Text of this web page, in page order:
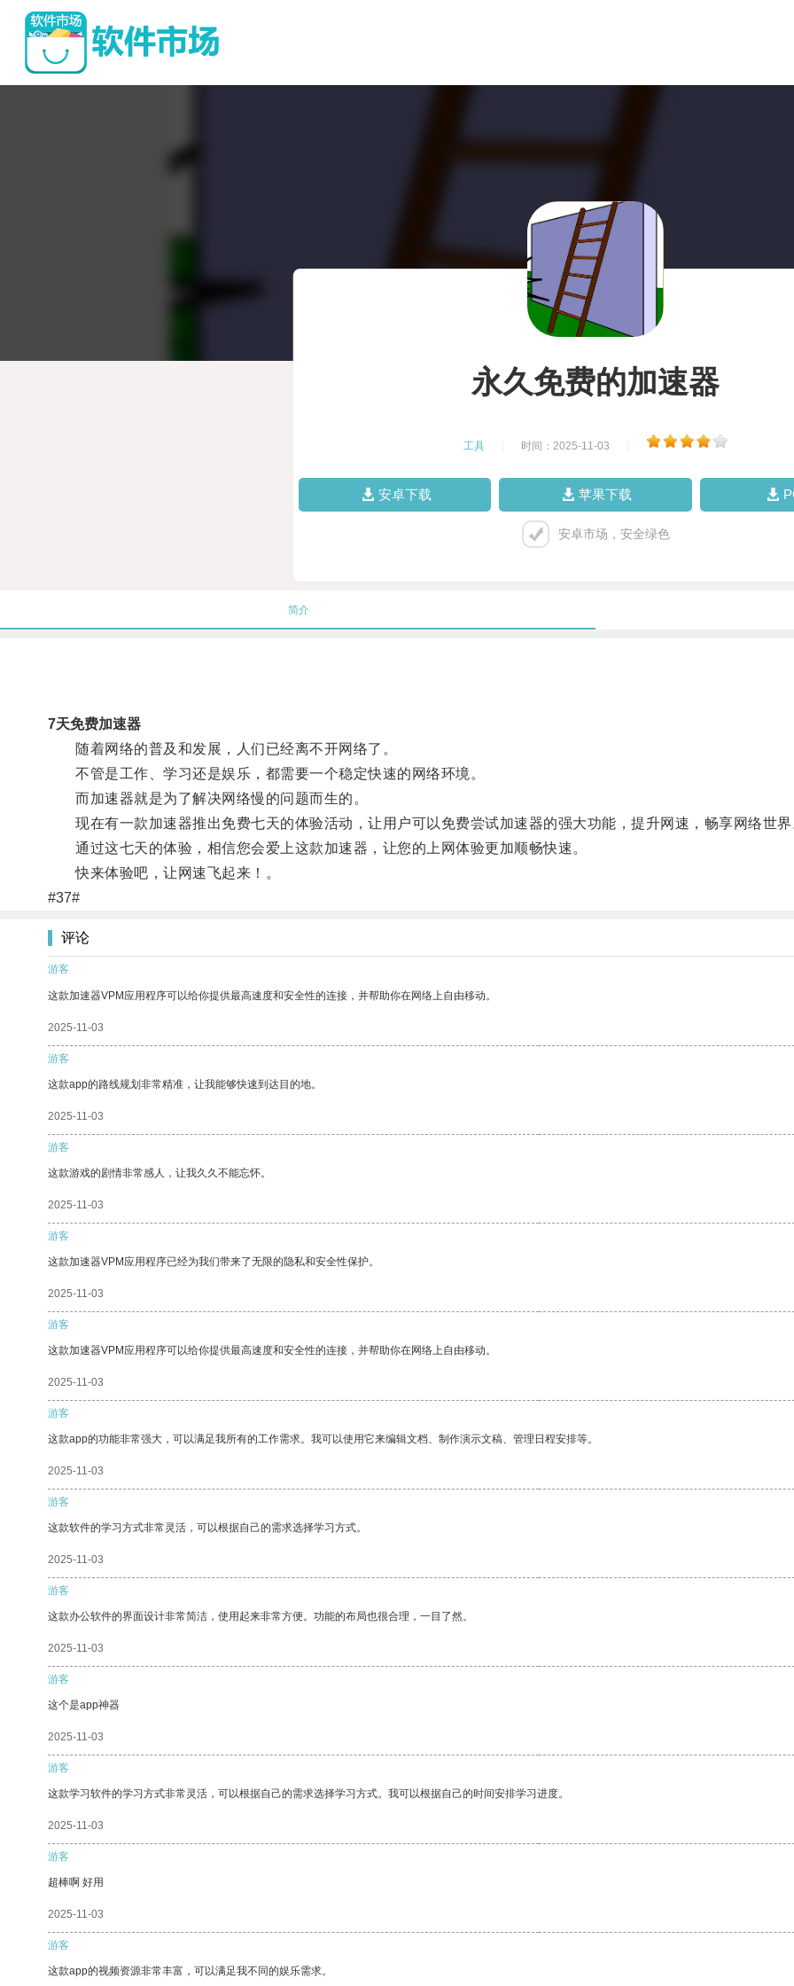
永久免费的加速器
工具 时间：2025-11-03
安卓下载 苹果下载
安卓市场，安全绿色
简介
7天免费加速器
随着网络的普及和发展，人们已经离不开网络了。
不管是工作、学习还是娱乐，都需要一个稳定快速的网络环境。
而加速器就是为了解决网络慢的问题而生的。
现在有一款加速器推出免费七天的体验活动，让用户可以免费尝试加速器的强大功能，提升网速，畅享网络世界
通过这七天的体验，相信您会爱上这款加速器，让您的上网体验更加顺畅快速。
快来体验吧，让网速飞起来！。
#37#
评论
游客
这款加速器VPM应用程序可以给你提供最高速度和安全性的连接，并帮助你在网络上自由移动。
2025-11-03
游客
这款app的路线规划非常精准，让我能够快速到达目的地。
2025-11-03
游客
这款游戏的剧情非常感人，让我久久不能忘怀。
2025-11-03
游客
这款加速器VPM应用程序已经为我们带来了无限的隐私和安全性保护。
2025-11-03
游客
这款加速器VPM应用程序可以给你提供最高速度和安全性的连接，并帮助你在网络上自由移动。
2025-11-03
游客
这款app的功能非常强大，可以满足我所有的工作需求。我可以使用它来编辑文档、制作演示文稿、管理日程安排等。
2025-11-03
游客
这款软件的学习方式非常灵活，可以根据自己的需求选择学习方式。
2025-11-03
游客
这款办公软件的界面设计非常简洁，使用起来非常方便。功能的布局也很合理，一目了然。
2025-11-03
游客
这个是app神器
2025-11-03
游客
这款学习软件的学习方式非常灵活，可以根据自己的需求选择学习方式。我可以根据自己的时间安排学习进度。
2025-11-03
游客
超棒啊 好用
2025-11-03
游客
这款app的视频资源非常丰富，可以满足我不同的娱乐需求。